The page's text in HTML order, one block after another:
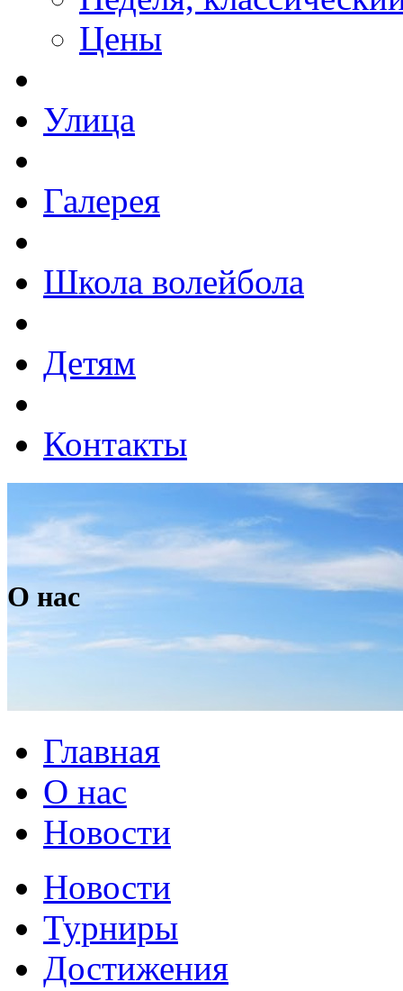
Цены
Улица
Галерея
Школа волейбола
Детям
Контакты
О нас
Главная
О нас
Новости
Новости
Турниры
Достижения